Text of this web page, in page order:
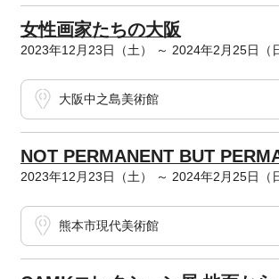
女性画家たちの大阪
2023年12月23日（土） ～ 2024年2月25日（
大阪中之島美術館
NOT PERMANENT BUT
2023年12月23日（土） ～ 2024年2月25日（
熊本市現代美術館